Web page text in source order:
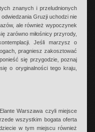
znanych i przeludnionych
Gruzji uchodzi nie
ale również wypoczynek
zarówno miłośnicy przyrody,
Jeśli marzysz o
pragniesz zakosztować
się przygodzie, poznaj
o oryginalności tego kraju,
Warszawa czyli miejsce
wszystkim bogata oferta
w tym miejscu również